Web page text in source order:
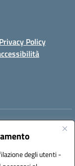
degli utenti -
Privacy Policy